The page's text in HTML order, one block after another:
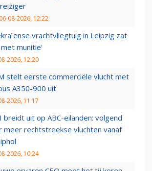
06-08-2026, 12:22
vrachtvliegtuig in Leipzig zat
munitie'
2026, 12:20
stelt eerste commerciële vlucht met
A350-900 uit
2026, 11:17
breidt uit op ABC-eilanden: volgend
meer rechtstreekse vluchten vanaf
2026, 10:24